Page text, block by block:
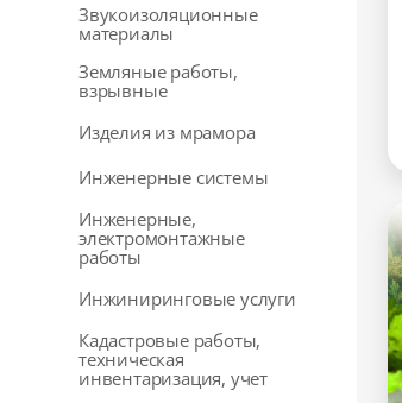
Звукоизоляционные
материалы
Земляные работы,
взрывные
Изделия из мрамора
Инженерные системы
Инженерные,
электромонтажные
работы
Инжиниринговые услуги
Кадастровые работы,
техническая
инвентаризация, учет